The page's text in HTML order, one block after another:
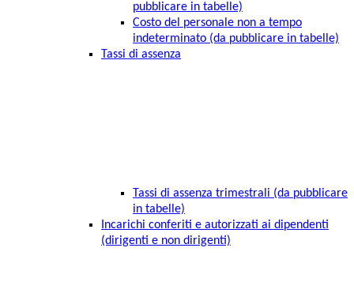
pubblicare in tabelle)
Costo del personale non a tempo
indeterminato (da pubblicare in tabelle)
Tassi di assenza
Tassi di assenza trimestrali (da pubblicare
in tabelle)
Incarichi conferiti e autorizzati ai dipendenti
(dirigenti e non dirigenti)